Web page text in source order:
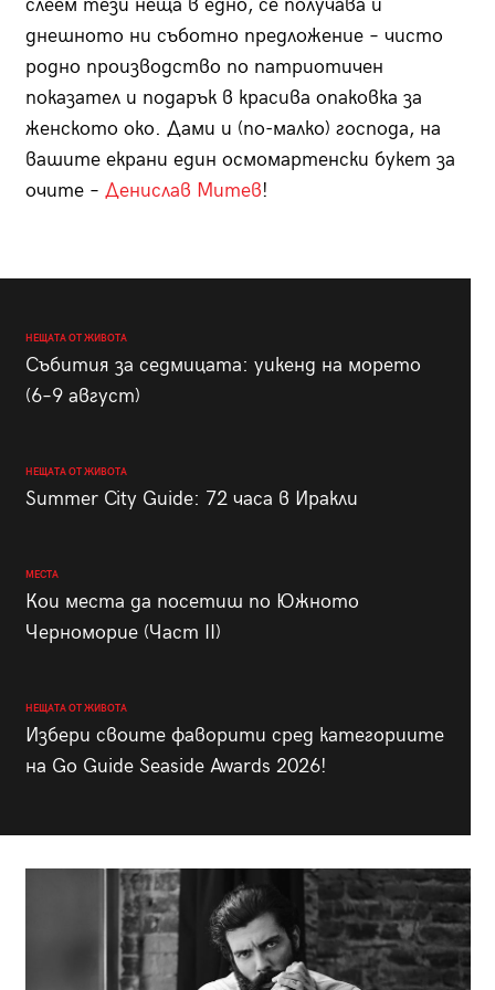
слеем тези неща в едно, се получава и
днешното ни съботно предложение – чисто
родно производство по патриотичен
показател и подарък в красива опаковка за
женското око. Дами и (по-малко) господа, на
вашите екрани един осмомартенски букет за
очите – Денислав Митев!
НЕЩАТА ОТ ЖИВОТА
Събития за седмицата: уикенд на морето
(6–9 август)
НЕЩАТА ОТ ЖИВОТА
Summer City Guide: 72 часа в Иракли
МЕСТА
Кои места да посетиш по Южното
Черноморие (Част II)
НЕЩАТА ОТ ЖИВОТА
Избери своите фаворити сред категориите
на Go Guide Seaside Awards 2026!